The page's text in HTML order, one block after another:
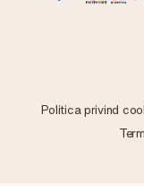
Politica privind